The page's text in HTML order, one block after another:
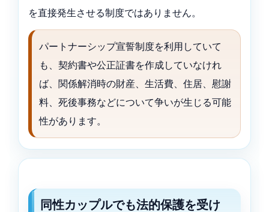
を直接発生させる制度ではありません。
パートナーシップ宣誓制度を利用していて
も、契約書や公正証書を作成していなけれ
ば、関係解消時の財産、生活費、住居、慰謝
料、死後事務などについて争いが生じる可能
性があります。
同性カップルでも法的保護を受け